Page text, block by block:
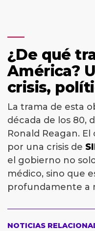
¿De qué
América?
crisis,
La trama de esta
década de los 80,
Ronald Reagan.
por una crisis de
el gobierno no
médico, sino que
profundamente a
NOTICIAS